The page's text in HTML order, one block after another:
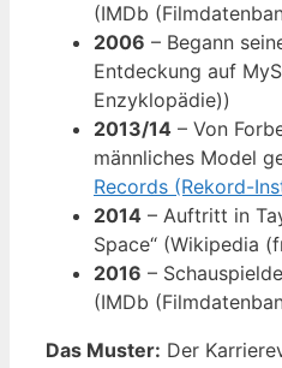
(IMDb
2006 – Begann
Entdeckung auf
Enzyklopädie))
2013/14 – Von
männliches Model
Records (Rekord-
2014 – Auftritt in
Space“ (Wikipedia
2016 –
(IMDb
Das Muster: Der